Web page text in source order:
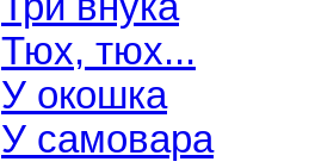
Тюх, тюх...
У окошка
У самовара